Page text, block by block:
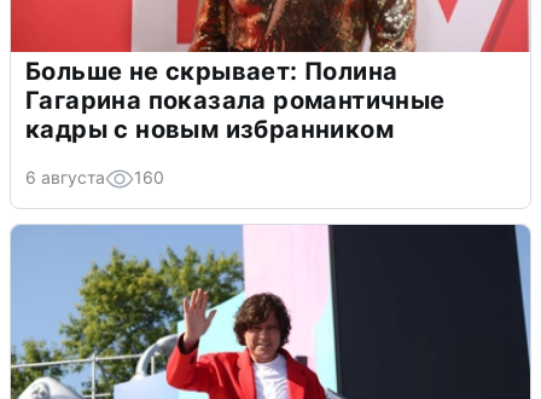
Больше не скрывает: Полина
Гагарина показала романтичные
кадры с новым избранником
6 августа 160